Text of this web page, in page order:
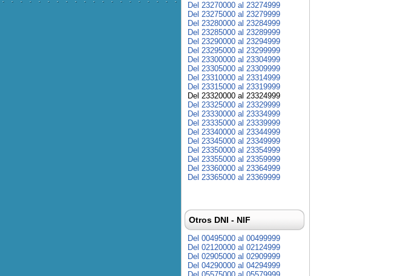
Del 23270000 al 23274999
Del 23275000 al 23279999
Del 23280000 al 23284999
Del 23285000 al 23289999
Del 23290000 al 23294999
Del 23295000 al 23299999
Del 23300000 al 23304999
Del 23305000 al 23309999
Del 23310000 al 23314999
Del 23315000 al 23319999
Del 23320000 al 23324999
Del 23325000 al 23329999
Del 23330000 al 23334999
Del 23335000 al 23339999
Del 23340000 al 23344999
Del 23345000 al 23349999
Del 23350000 al 23354999
Del 23355000 al 23359999
Del 23360000 al 23364999
Del 23365000 al 23369999
Otros DNI - NIF
Del 00495000 al 00499999
Del 02120000 al 02124999
Del 02905000 al 02909999
Del 04290000 al 04294999